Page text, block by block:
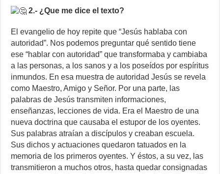
2.- ¿Que me dice el texto?
El evangelio de hoy repite que “Jesús hablaba con
autoridad”. Nos podemos preguntar qué sentido tiene
ese “hablar con autoridad” que transformaba y cambiaba
a las personas, a los sanos y a los poseídos por espíritus
inmundos. En esa muestra de autoridad Jesús se revela
como Maestro, Amigo y Señor. Por una parte, las
palabras de Jesús transmiten informaciones,
enseñanzas, lecciones de vida. Era el Maestro de una
nueva doctrina que causaba el estupor de los oyentes.
Sus palabras atraían a discípulos y creaban escuela.
Sus dichos y actuaciones quedaron tatuados en la
memoria de los primeros oyentes. Y éstos, a su vez, las
transmitieron a muchos otros, hasta quedar consignadas